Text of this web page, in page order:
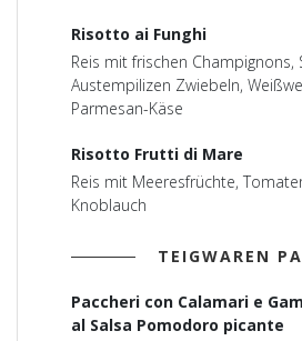
Risotto ai Funghi
Reis mit frischen Champignons,
Austempilizen Zwiebeln,
Parmesan-Käse
Risotto Frutti di Mare
Reis mit Meeresfrüchte,
Knoblauch
TEIGWAREN
Paccheri con Calamari e
al Salsa Pomodoro picante